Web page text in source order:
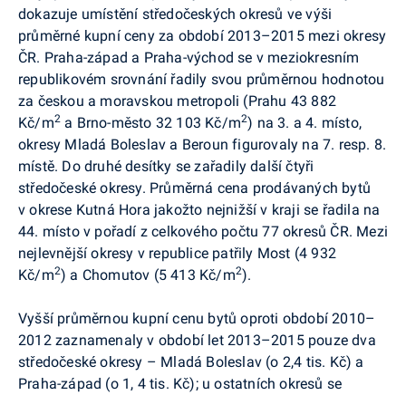
dokazuje umístění středočeských okresů ve výši
průměrné kupní ceny za období 2013–2015 mezi okresy
ČR. Praha-západ a Praha-východ se v meziokresním
republikovém srovnání řadily svou průměrnou hodnotou
za českou a moravskou metropoli (Prahu 43 882
Kč/m2 a Brno-město 32 103 Kč/m2) na 3. a 4. místo,
okresy Mladá Boleslav a Beroun figurovaly na 7. resp. 8.
místě. Do druhé desítky se zařadily další čtyři
středočeské okresy. Průměrná cena prodávaných bytů
v okrese Kutná Hora jakožto nejnižší v kraji se řadila na
44. místo v pořadí z celkového počtu 77 okresů ČR. Mezi
nejlevnější okresy v republice patřily Most (4 932
Kč/m2) a Chomutov (5 413 Kč/m2).
Vyšší průměrnou kupní cenu bytů oproti období 2010–
2012 zaznamenaly v období let 2013–2015 pouze dva
středočeské okresy – Mladá Boleslav (o 2,4 tis. Kč) a
Praha-západ (o 1, 4 tis. Kč); u ostatních okresů se